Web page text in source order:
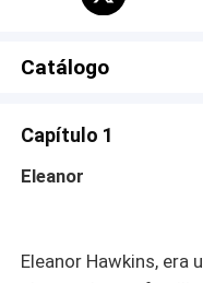
acepte la condición,
años después de estar
del consorcio Downey
cursilería, el que este
Catálogo
Capítulo 1
Eleanor
Eleanor Hawkins, era